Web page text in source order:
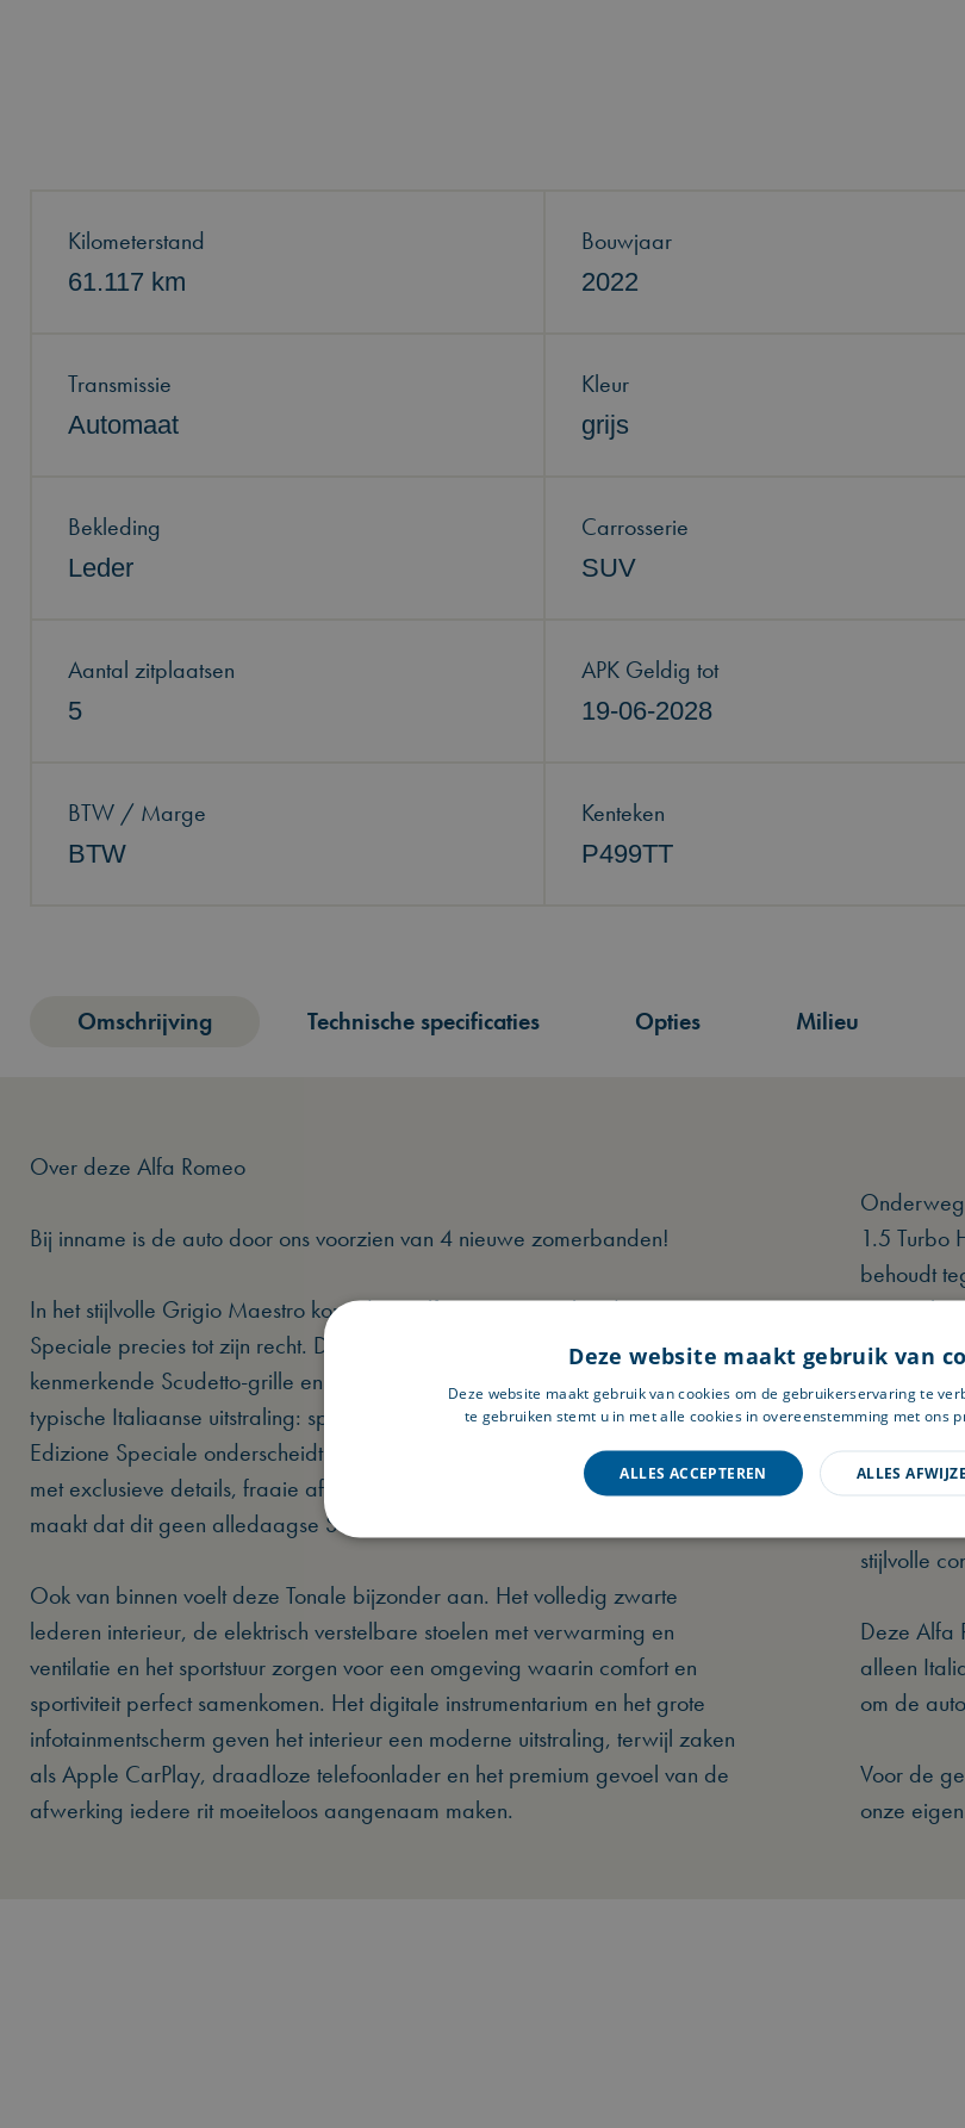
Kilometerstand
61.117 km
Bouwjaar
2022
Transmissie
Automaat
Kleur
grijs
Bekleding
Leder
Carrosserie
SUV
Aantal zitplaatsen
5
APK Geldig tot
19-06-2028
BTW / Marge
BTW
Kenteken
P499TT
Omschrijving Technische specificaties Opties Milieu
Over deze Alfa Romeo
Bij inname is de auto door ons voorzien van 4 nieuwe zomerbanden!
In het stijlvolle Grigio Maestro komt deze Alfa Romeo Tonale Edizione
Speciale precies tot zijn recht. De belijning van de carrosserie, de
kenmerkende Scudetto-grille en de donkere accenten geven hem die
typische Italiaanse uitstraling: sportief, elegant en met karakter. Juist de
Edizione Speciale onderscheidt zich subtiel maar nadrukkelijk van de rest,
met exclusieve details, fraaie afwerking en een uitstraling die direct duidelijk
maakt dat dit geen alledaagse SUV is.
Ook van binnen voelt deze Tonale bijzonder aan. Het volledig zwarte
lederen interieur, de elektrisch verstelbare stoelen met verwarming en
ventilatie en het sportstuur zorgen voor een omgeving waarin comfort en
sportiviteit perfect samenkomen. Het digitale instrumentarium en het grote
infotainmentscherm geven het interieur een moderne uitstraling, terwijl zaken
als Apple CarPlay, draadloze telefoonlader en het premium gevoel van de
afwerking iedere rit moeiteloos aangenaam maken.
1.5 Turbo
behoudt
uiteraard
Tonale
stijlvolle
Deze Alfa
alleen
om de
Voor de
onze
Deze website maakt gebruik van
Deze website maakt gebruik van cookies om de gebruikerservaring te
te gebruiken stemt u in met alle cookies in overeenstemming met ons
ALLES ACCEPTEREN ALLES